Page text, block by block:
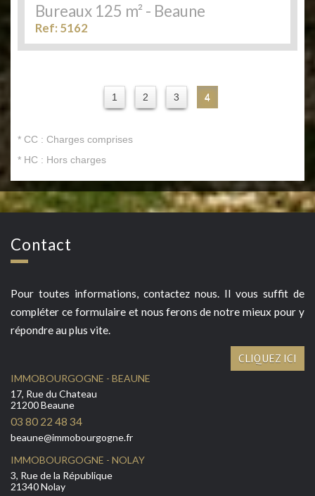
Bureaux 125 m² - Beaune
Ref: 5162
1 2 3 4
* CC : Charges comprises
* HC : Hors charges
Contact
Pour toutes informations, contactez nous. Il vous suffit de
compléter ce formulaire et nous ferons de notre mieux pour y
répondre au plus vite.
CLIQUEZ ICI
IMMOBOURGOGNE - BEAUNE
17, Rue du Chateau
21200 Beaune
03 80 22 48 34
beaune@immobourgogne.fr
IMMOBOURGOGNE - NOLAY
3, Rue de la République
21340 Nolay